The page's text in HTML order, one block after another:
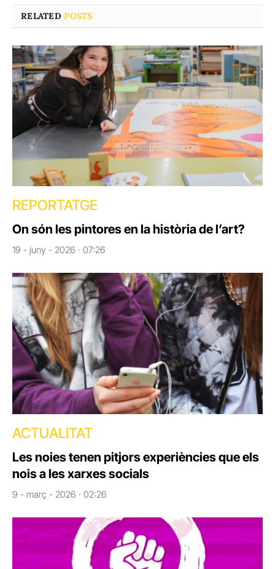
RELATEDPOSTS
REPORTATGE
On són les pintores en la història de l’art?
19 - juny - 2026 · 07:26
ACTUALITAT
Les noies tenen pitjors experiències que els
nois a les xarxes socials
9 - març - 2026 · 02:26